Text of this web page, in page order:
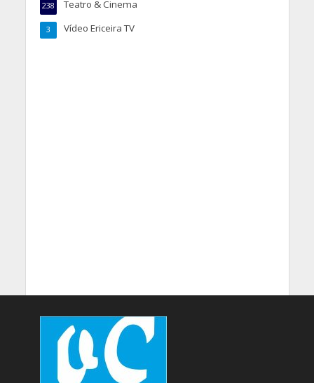
Teatro & Cinema
238
Vídeo Ericeira TV
3